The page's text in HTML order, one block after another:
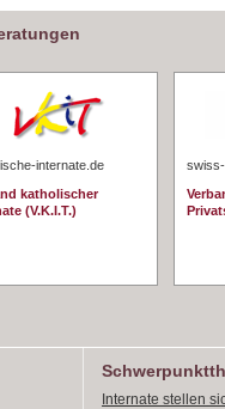
internate.de
katholischer
(V.K.I.T.)
Internate stellen